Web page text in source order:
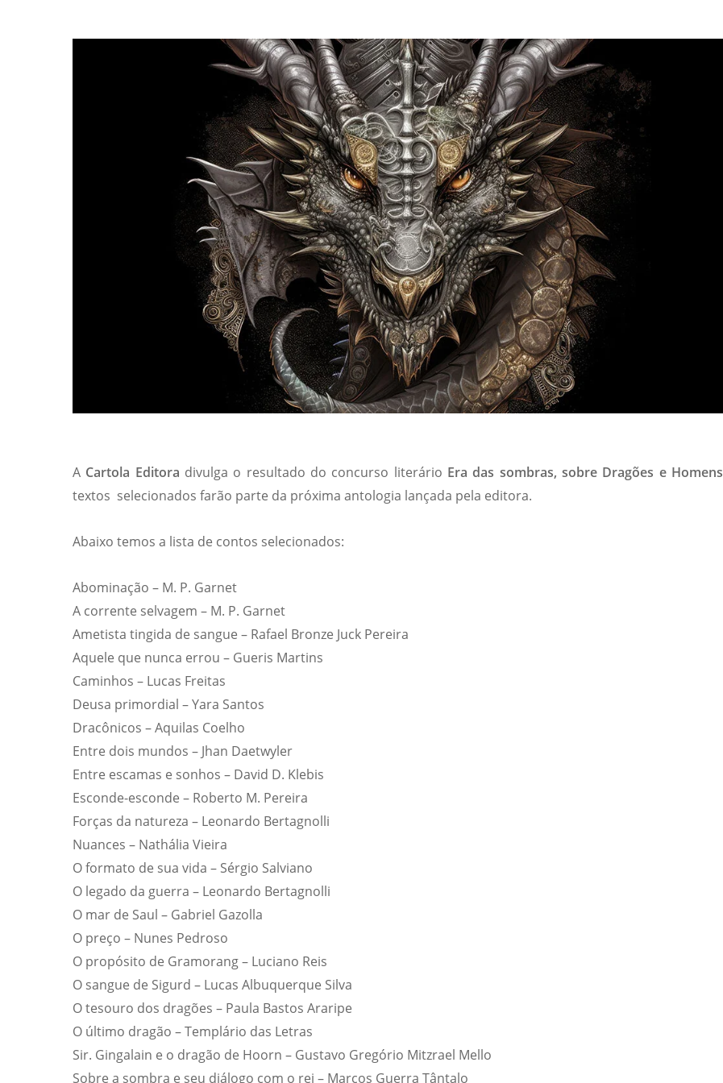
A Cartola Editora divulga o resultado do concurso literário Era das sombras, sobre Dragões e Homens
textos selecionados farão parte da próxima antologia lançada pela editora.
Abaixo temos a lista de contos selecionados:
Abominação – M. P. Garnet
A corrente selvagem – M. P. Garnet
Ametista tingida de sangue – Rafael Bronze Juck Pereira
Aquele que nunca errou – Gueris Martins
Caminhos – Lucas Freitas
Deusa primordial – Yara Santos
Dracônicos – Aquilas Coelho
Entre dois mundos – Jhan Daetwyler
Entre escamas e sonhos – David D. Klebis
Esconde-esconde – Roberto M. Pereira
Forças da natureza – Leonardo Bertagnolli
Nuances – Nathália Vieira
O formato de sua vida – Sérgio Salviano
O legado da guerra – Leonardo Bertagnolli
O mar de Saul – Gabriel Gazolla
O preço – Nunes Pedroso
O propósito de Gramorang – Luciano Reis
O sangue de Sigurd – Lucas Albuquerque Silva
O tesouro dos dragões – Paula Bastos Araripe
O último dragão – Templário das Letras
Sir. Gingalain e o dragão de Hoorn – Gustavo Gregório Mitzrael Mello
Sobre a sombra e seu diálogo com o rei – Marcos Guerra Tântalo